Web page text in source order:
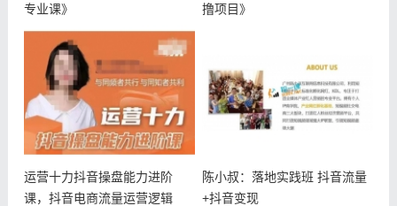
专业课》
撸项目》
运营十力抖音操盘能力进阶
课，抖音电商流量运营逻辑
陈小叔：落地实践班 抖音流量
+抖音变现